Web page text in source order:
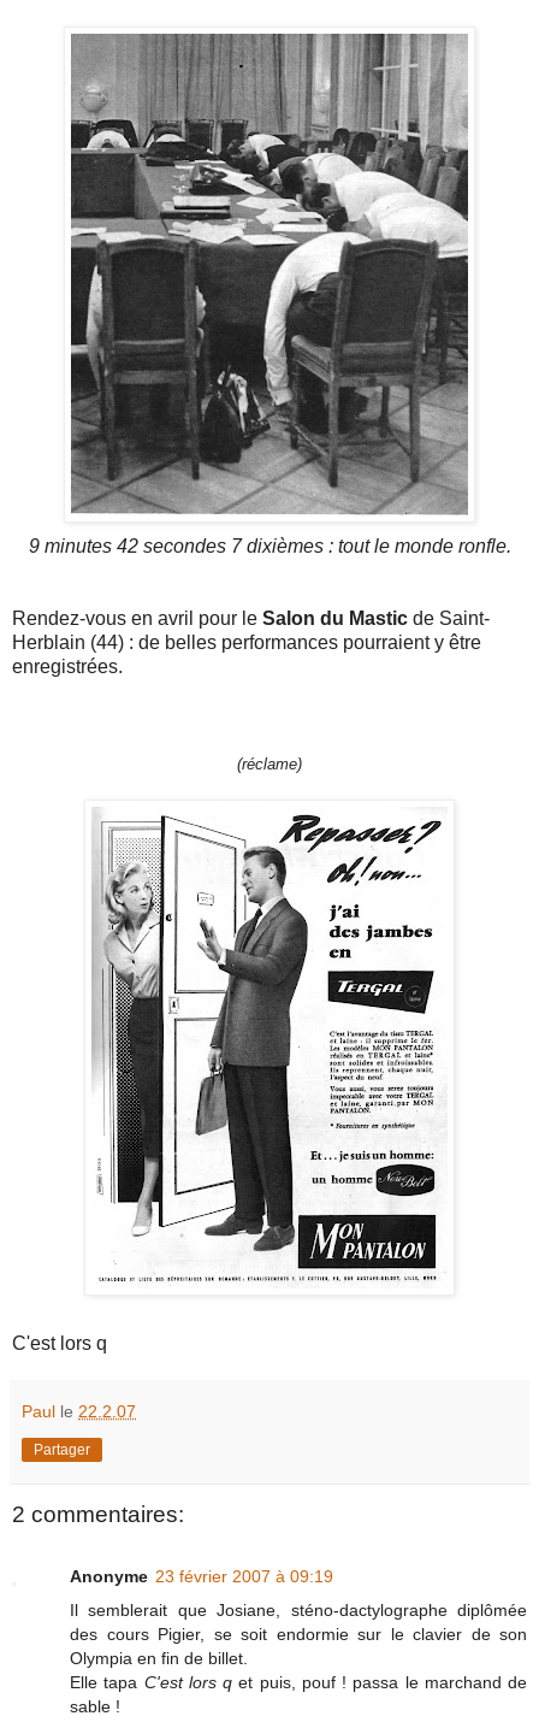
9 minutes 42 secondes 7 dixièmes : tout le monde ronfle.
Rendez-vous en avril pour le Salon du Mastic de Saint-
Herblain (44) : de belles performances pourraient y être
enregistrées.
(réclame)
C'est lors q
Paul le 22.2.07
Partager
2 commentaires:
Anonyme 23 février 2007 à 09:19
Il semblerait que Josiane, sténo-dactylographe diplômée
des cours Pigier, se soit endormie sur le clavier de son
Olympia en fin de billet.
Elle tapa C'est lors q et puis, pouf ! passa le marchand de
sable !